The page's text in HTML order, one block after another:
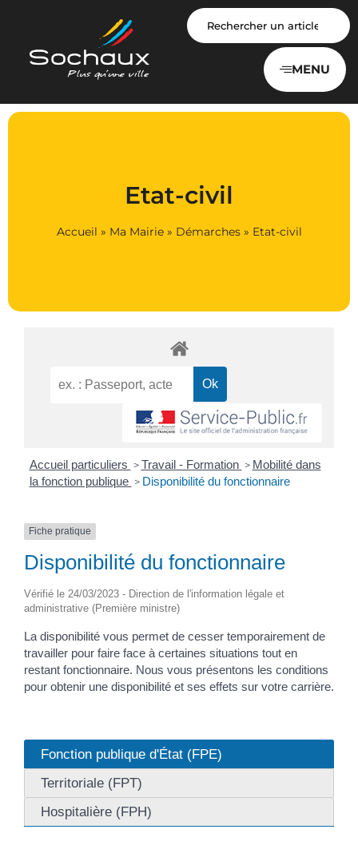
MENU
Etat-civil
Accueil » Ma Mairie» Démarches» Etat-civil
Accueil particuliers > Travail - Formation > Mobilité dans
la fonction publique > Disponibilité du fonctionnaire
Fiche pratique
Disponibilité du fonctionnaire
Vérifié le 24/03/2023 - Direction de l'information légale et
administrative (Première ministre)
La disponibilité vous permet de cesser temporairement de
travailler pour faire face à certaines situations tout en
restant fonctionnaire. Nous vous présentons les conditions
pour obtenir une disponibilité et ses effets sur votre carrière.
Fonction publique d'État (FPE)
Territoriale (FPT)
Hospitalière (FPH)
Panneau de gestion des cookies